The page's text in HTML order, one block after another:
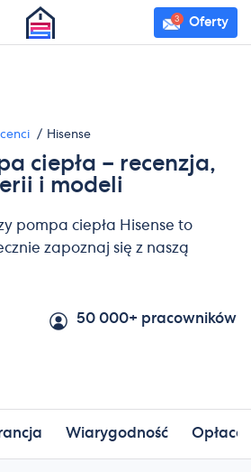
Oferty
Hisense
ciepła – recenzja,
i modeli
pompa ciepła Hisense to
zapoznaj się z naszą
50 000+ pracowników
Wiarygodność